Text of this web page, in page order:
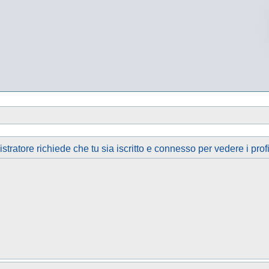
richiede che tu sia iscritto e connesso per vedere i